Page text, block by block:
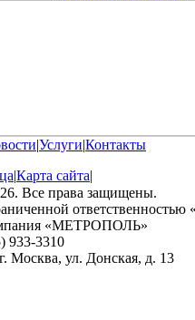
|Услуги|Контакты
|Карта сайта|
Все права защищены.
ответственностью
«МЕТРОПОЛЬ»
933-3310
Москва, ул. Донская, д. 13